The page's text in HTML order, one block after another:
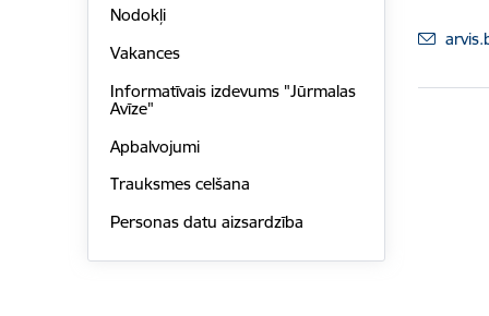
Nodokļi
Vakances
Informatīvais izdevums "Jūrmalas
Avīze"
Apbalvojumi
Trauksmes celšana
Personas datu aizsardzība
E-